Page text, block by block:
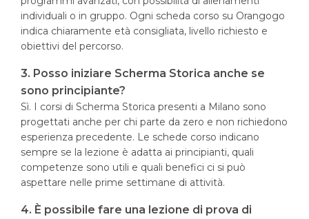
individuali o in gruppo. Ogni scheda corso su Orangogo
indica chiaramente età consigliata, livello richiesto e
obiettivi del percorso.
3. Posso iniziare Scherma Storica anche se
sono principiante?
Sì. I corsi di Scherma Storica presenti a Milano sono
progettati anche per chi parte da zero e non richiedono
esperienza precedente. Le schede corso indicano
sempre se la lezione è adatta ai principianti, quali
competenze sono utili e quali benefici ci si può
aspettare nelle prime settimane di attività.
4. È possibile fare una lezione di prova di